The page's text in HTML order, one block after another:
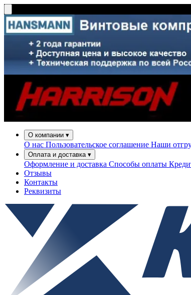
О компании ▾
О нас Пользовательское соглашение Наши
Оплата и доставка ▾
Оформление и доставка Способы оплаты
Отзывы
Контакты
Реквизиты